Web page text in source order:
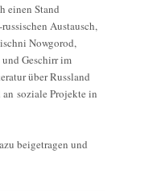
einen Stand
Austausch,
Nowgorod,
Geschirr im
über Russland
soziale Projekte in
beigetragen und